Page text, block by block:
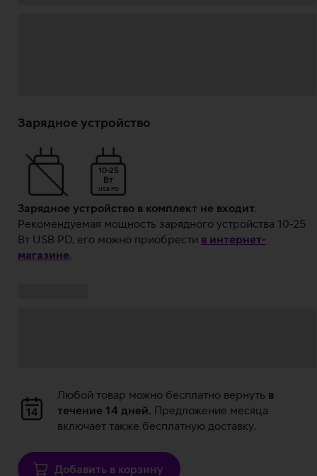
данных
Зарядное устройство
10-25
Вт
USB PD
Зарядное устройство в комплект не входит.
Рекомендуемая мощность зарядного устройства 10-25
Вт USB PD, его можно приобрести в интернет-
магазине.
Загрузка
данных
Любой товар можно бесплатно вернуть в
течение 14 дней. Предложение месяца
включает также бесплатную доставку.
Добавить в корзину